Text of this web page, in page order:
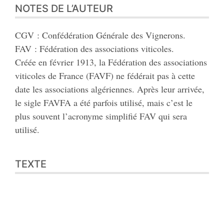
NOTES DE L’AUTEUR
CGV : Confédération Générale des Vignerons.
FAV : Fédération des associations viticoles.
Créée en février 1913, la Fédération des associations
viticoles de France (FAVF) ne fédérait pas à cette
date les associations algériennes. Après leur arrivée,
le sigle FAVFA a été parfois utilisé, mais c’est le
plus souvent l’acronyme simplifié FAV qui sera
utilisé.
TEXTE